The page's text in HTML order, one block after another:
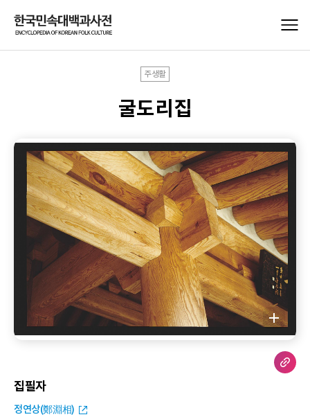
주생활
굴도리집
집필자
정연상(鄭淵相)